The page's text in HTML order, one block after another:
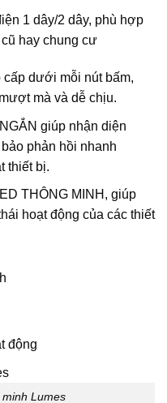
1 dây/2 dây, phù hợp
hay chung cư
dưới mỗi nút bấm,
mà và dễ chịu.
giúp nhận diện
phản hồi nhanh
thiết bị.
THÔNG MINH, giúp
hoạt động của các thiết
động
Lumes